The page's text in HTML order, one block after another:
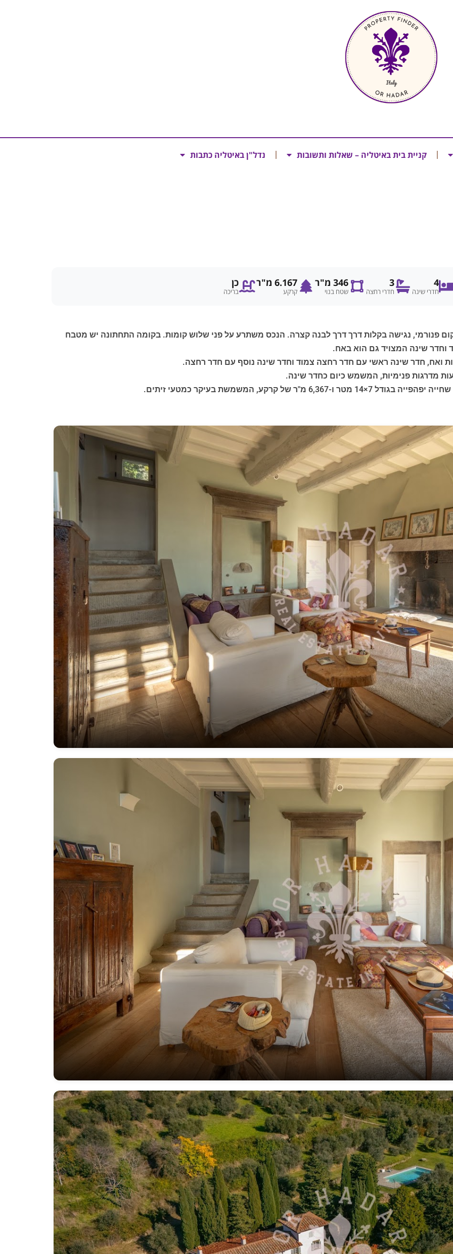
קניית בית באיטליה – שאלות ותשובות נדל"ן באיטליה כתבות
4
חדרי שינה
3
חדרי רחצה
346 מ"ר
שטח בנוי
6.167 מ"ר
קרקע
כן
בריכה
פנורמי, נגישה בקלות דרך דרך לבנה קצרה. הנכס משתרע על פני שלוש קומות. בקומה התחתונה יש מטבח
וחדר שינה המצויד גם הוא באח.
ואח, חדר שינה ראשי עם חדר רחצה צמוד וחדר שינה נוסף עם חדר רחצה.
מדרגות פנימיות, המשמש כיום כחדר שינה.
של קרקע, המשמשת בעיקר כמטעי זיתים.